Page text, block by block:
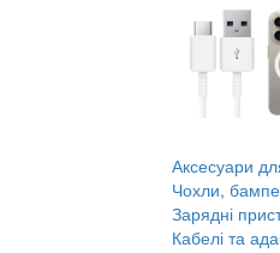
Аксесуари
Чохли,
Зарядні
Кабелі та